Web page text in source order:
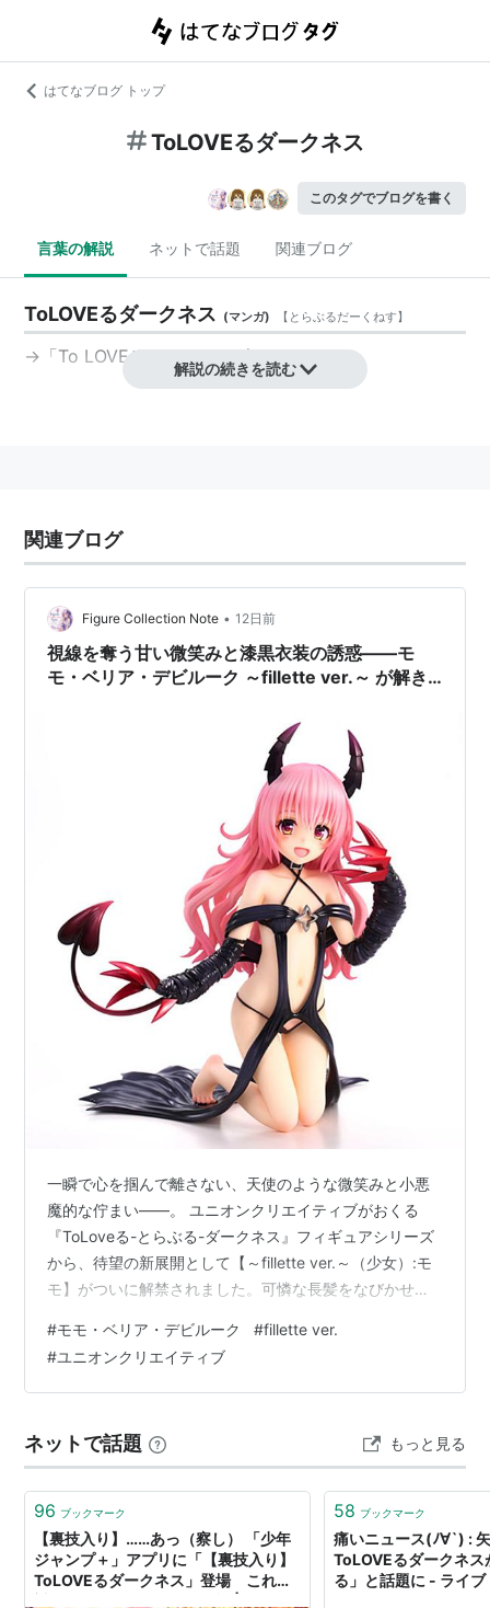
はてなブログ トップ
ToLOVEるダークネス
このタグでブログを書く
言葉の解説 ネットで話題 関連ブログ
ToLOVEるダークネス (マンガ) 【 とらぶるだーくねす】
→「To LOVEる-とらぶる-ダークネス」
解説の続きを読む
関連ブログ
Figure Collection Note • 12日前
視線を奪う甘い微笑みと漆黒衣装の誘惑――モ
モ・ベリア・デビルーク ～fillette ver.～ が解き
一瞬で心を掴んで離さない、天使のような微笑みと小悪
魔的な佇まい――。 ユニオンクリエイティブがおくる
『ToLoveる-とらぶる-ダークネス』フィギュアシリーズ
から、待望の新展開として【～fillette ver.～（少女）:モ
モ】がついに解禁されました。可憐な長髪をなびかせ、
は、見る者の理性を揺さぶる圧倒的な存在感を放ってい
ます。 可憐な笑顔に潜む、甘く危険な魅力 モモの代名詞
とも言える、柔らかく優しい「変わらぬかわいい笑
ネス衣装が生み出すギャップは息をのむほど美しく仕上
がっています。 クリアで繊…
#モモ・ベリア・デビルーク #fillette ver.
#ユニオンクリエイティブ
ネットで話題 もっと見る
96 ブックマーク
【裏技入り】……あっ（察し） 「少年
ジャンプ＋」アプリに「【裏技入り】
ToLOVEるダークネス」登場 これ絶
58 ブックマーク
痛いニュース(ﾉ∀`) :
ToLOVEるダークネス
る」と話題に - ライ